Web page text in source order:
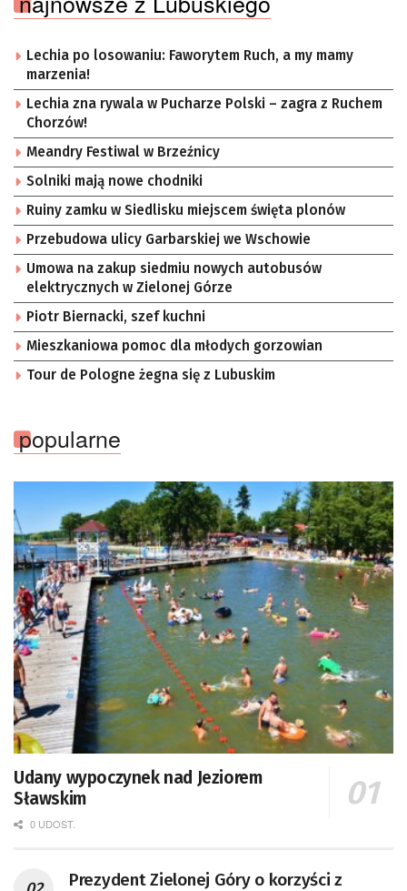
Lechia po losowaniu: Faworytem Ruch, a my mamy
marzenia!
Lechia zna rywala w Pucharze Polski – zagra z Ruchem
Chorzów!
Meandry Festiwal w Brzeźnicy
Solniki mają nowe chodniki
Ruiny zamku w Siedlisku miejscem święta plonów
Przebudowa ulicy Garbarskiej we Wschowie
Umowa na zakup siedmiu nowych autobusów
elektrycznych w Zielonej Górze
Piotr Biernacki, szef kuchni
Mieszkaniowa pomoc dla młodych gorzowian
Tour de Pologne żegna się z Lubuskim
popularne
Udany wypoczynek nad Jeziorem
Sławskim
0 UDOST.
Prezydent Zielonej Góry o korzyści z